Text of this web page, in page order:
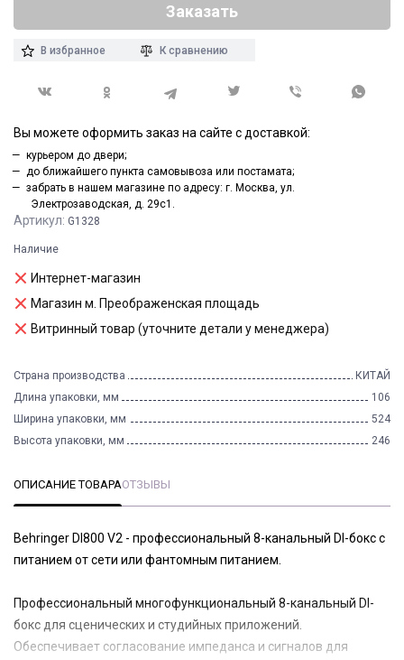
Артикул: G1328
Наличие
Интернет-магазин
Магазин м. Преображенская площадь
Витринный товар (уточните детали у менеджера)
Страна производства
КИТАЙ
Длина упаковки, мм
106
Ширина упаковки, мм
524
Высота упаковки, мм
246
Заказать
В избранное К сравнению
Вы можете оформить заказ на сайте с доставкой:
курьером до двери;
до ближайшего пункта самовывоза или постамата;
забрать в нашем магазине по адресу: г. Москва, ул.
Электрозаводская, д. 29с1.
ОПИСАНИЕ ТОВАРАОТЗЫВЫ
Behringer DI800 V2 - профессиональный 8-канальный DI-бокс с
питанием от сети или фантомным питанием.
Профессиональный многофункциональный 8-канальный DI-
бокс для сценических и студийных приложений.
Обеспечивает согласование импеданса и сигналов для